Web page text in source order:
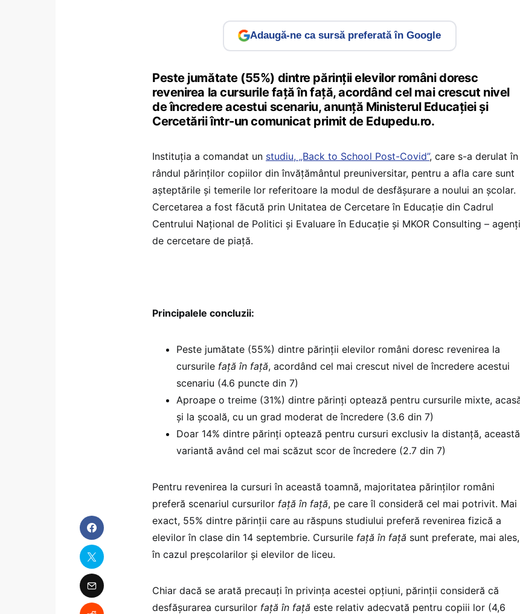
Adaugă-ne ca sursă preferată în Google
Peste jumătate (55%) dintre părinții elevilor români doresc
revenirea la cursurile față în față, acordând cel mai crescut nivel
de încredere acestui scenariu, anunță Ministerul Educației și
Cercetării într-un comunicat primit de Edupedu.ro.
Instituția a comandat un studiu, „Back to School Post-Covid”, care s-a derulat în
rândul părinților copiilor din învățământul preuniversitar, pentru a afla care sunt
așteptările și temerile lor referitoare la modul de desfășurare a noului an școlar.
Cercetarea a fost făcută prin Unitatea de Cercetare în Educație din Cadrul
Centrului Național de Politici și Evaluare în Educație și MKOR Consulting –
de cercetare de piață.
Principalele concluzii:
Peste jumătate (55%) dintre părinții elevilor români doresc revenirea la
cursurile față în față, acordând cel mai crescut nivel de încredere acestui
scenariu (4.6 puncte din 7)
Aproape o treime (31%) dintre părinți optează pentru cursurile mixte,
și la școală, cu un grad moderat de încredere (3.6 din 7)
Doar 14% dintre părinți optează pentru cursuri exclusiv la distanță, această
variantă având cel mai scăzut scor de încredere (2.7 din 7)
Pentru revenirea la cursuri în această toamnă, majoritatea părinților români
preferă scenariul cursurilor față în față, pe care îl consideră cel mai potrivit. Mai
exact, 55% dintre părinții care au răspuns studiului preferă revenirea fizică a
elevilor în clase din 14 septembrie. Cursurile față în față sunt preferate, mai ales,
în cazul preșcolarilor și elevilor de liceu.
Chiar dacă se arată precauți în privința acestei opțiuni, părinții consideră că
desfășurarea cursurilor față în față este relativ adecvată pentru copiii lor (4,6